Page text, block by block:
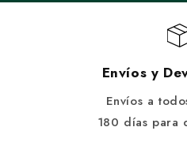
Envíos y
Envíos a
180 días para